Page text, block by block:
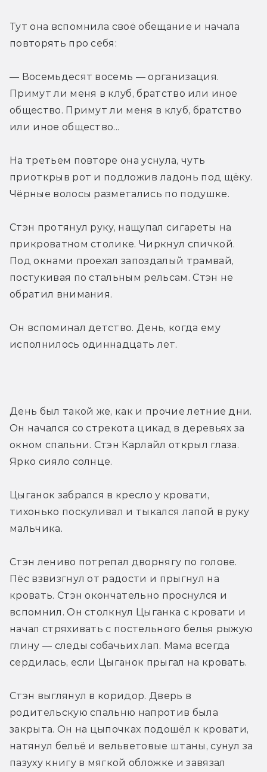
Тут она вспомнила своё обещание и начала
повторять про себя:
— Восемьдесят восемь — организация.
Примут ли меня в клуб, братство или иное
общество. Примут ли меня в клуб, братство
или иное общество...
На третьем повторе она уснула, чуть
приоткрыв рот и подложив ладонь под щёку.
Чёрные волосы разметались по подушке.
Стэн протянул руку, нащупал сигареты на
прикроватном столике. Чиркнул спичкой.
Под окнами проехал запоздалый трамвай,
постукивая по стальным рельсам. Стэн не
обратил внимания.
Он вспоминал детство. День, когда ему
исполнилось одиннадцать лет.
День был такой же, как и прочие летние дни.
Он начался со стрекота цикад в деревьях за
окном спальни. Стэн Карлайл открыл глаза.
Ярко сияло солнце.
Цыганок забрался в кресло у кровати,
тихонько поскуливал и тыкался лапой в руку
мальчика.
Стэн лениво потрепал дворнягу по голове.
Пёс взвизгнул от радости и прыгнул на
кровать. Стэн окончательно проснулся и
вспомнил. Он столкнул Цыганка с кровати и
начал стряхивать с постельного белья рыжую
глину — следы собачьих лап. Мама всегда
сердилась, если Цыганок прыгал на кровать.
Стэн выглянул в коридор. Дверь в
родительскую спальню напротив была
закрыта. Он на цыпочках подошёл к кровати,
натянул бельё и вельветовые штаны, сунул за
пазуху книгу в мягкой обложке и завязал